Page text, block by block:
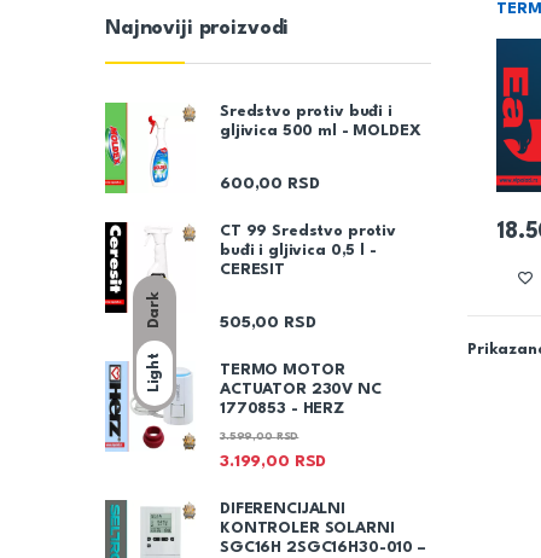
Dark
Light
Najnoviji proizvodi
Sredstvo protiv buđi i
gljivica 500 ml - MOLDEX
600,00 RSD
CT 99 Sredstvo protiv
buđi i gljivica 0,5 l -
CERESIT
505,00 RSD
TERMO MOTOR
ACTUATOR 230V NC
1770853 - HERZ
3.199,00 RSD
3.599,00RSD
DIFERENCIJALNI
KONTROLER SOLARNI
SGC16H 2SGC16H30-010 –